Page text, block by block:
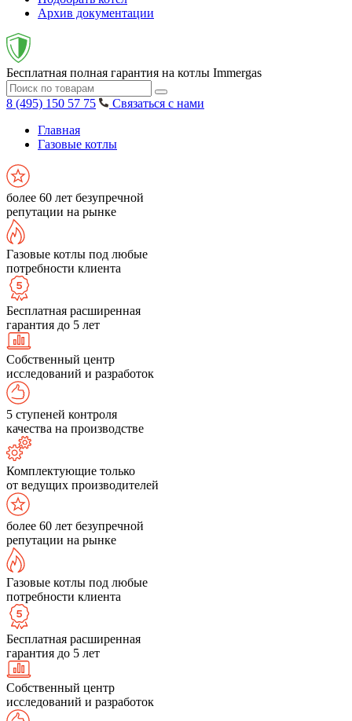
Архив документации
Бесплатная полная гарантия на котлы Immergas
8 (495) 150 57 75
Связаться с нами
Главная
Газовые котлы
более 60 лет безупречной
репутации на рынке
Газовые котлы под любые
потребности клиента
Бесплатная расширенная
гарантия до 5 лет
Собственный центр
исследований и разработок
5 ступеней контроля
качества на производстве
Комплектующие только
от ведущих производителей
более 60 лет безупречной
репутации на рынке
Газовые котлы под любые
потребности клиента
Бесплатная расширенная
гарантия до 5 лет
Собственный центр
исследований и разработок